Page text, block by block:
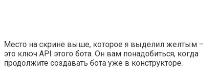
Место на скрине выше, которое я выделил желтым –
это ключ API этого бота. Он вам понадобиться, когда
продолжите создавать бота уже в конструкторе.